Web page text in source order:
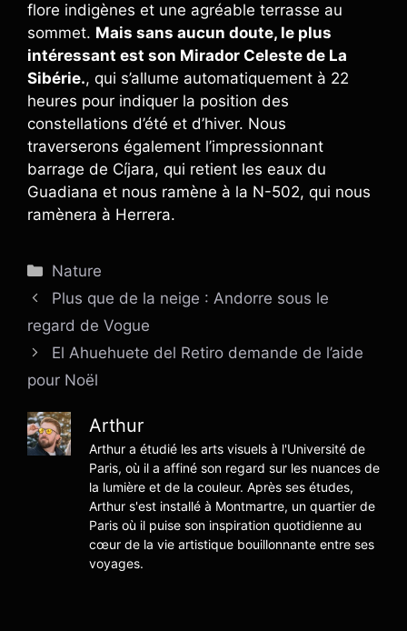
flore indigènes et une agréable terrasse au
sommet. Mais sans aucun doute, le plus
intéressant est son Mirador Celeste de La
Sibérie., qui s’allume automatiquement à 22
heures pour indiquer la position des
constellations d’été et d’hiver. Nous
traverserons également l’impressionnant
barrage de Cíjara, qui retient les eaux du
Guadiana et nous ramène à la N-502, qui nous
ramènera à Herrera.
Catégories
Nature
Plus que de la neige : Andorre sous le
regard de Vogue
El Ahuehuete del Retiro demande de l’aide
pour Noël
Arthur
Arthur a étudié les arts visuels à l'Université de
Paris, où il a affiné son regard sur les nuances de
la lumière et de la couleur. Après ses études,
Arthur s'est installé à Montmartre, un quartier de
Paris où il puise son inspiration quotidienne au
cœur de la vie artistique bouillonnante entre ses
voyages.